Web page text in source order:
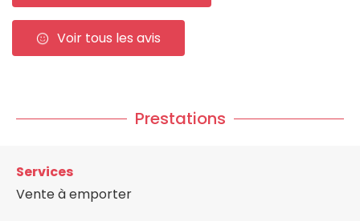
Voir tous les avis
Prestations
Services
Vente à emporter